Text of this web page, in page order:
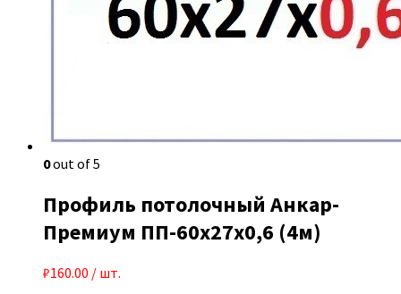
0out of 5
Профиль потолочный Анкар-
Премиум ПП-60x27x0,6 (4м)
₽160.00 / шт.